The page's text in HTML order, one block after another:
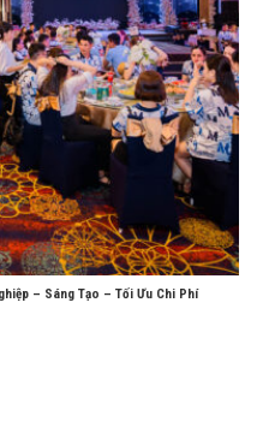
– Sáng Tạo – Tối Ưu Chi Phí